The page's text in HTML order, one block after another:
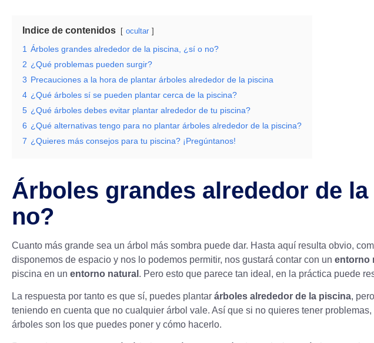
Indice de contenidos ocultar
1 Árboles grandes alrededor de la piscina, ¿sí o no?
2 ¿Qué problemas pueden surgir?
3 Precauciones a la hora de plantar árboles alrededor de la piscina
4 ¿Qué árboles sí se pueden plantar cerca de la piscina?
5 ¿Qué árboles debes evitar plantar alrededor de tu piscina?
6 ¿Qué alternativas tengo para no plantar árboles alrededor de la piscina?
7 ¿Quieres más consejos para tu piscina? ¡Pregúntanos!
Árboles grandes alrededor de
no?
Cuanto más grande sea un árbol más sombra puede dar. Hasta aquí resulta obvio,
disponemos de espacio y nos lo podemos permitir, nos gustará contar con un entorno
piscina en un entorno natural . Pero esto que parece tan ideal, en la práctica puede
La respuesta por tanto es que sí, puedes plantar árboles alrededor de la piscina,
teniendo en cuenta que no cualquier árbol vale. Así que si no quieres tener
árboles son los que puedes poner y cómo hacerlo.